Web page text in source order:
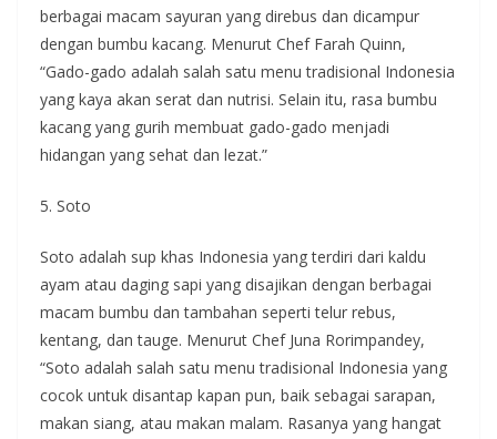
berbagai macam sayuran yang direbus dan dicampur
dengan bumbu kacang. Menurut Chef Farah Quinn,
“Gado-gado adalah salah satu menu tradisional Indonesia
yang kaya akan serat dan nutrisi. Selain itu, rasa bumbu
kacang yang gurih membuat gado-gado menjadi
hidangan yang sehat dan lezat.”
5. Soto
Soto adalah sup khas Indonesia yang terdiri dari kaldu
ayam atau daging sapi yang disajikan dengan berbagai
macam bumbu dan tambahan seperti telur rebus,
kentang, dan tauge. Menurut Chef Juna Rorimpandey,
“Soto adalah salah satu menu tradisional Indonesia yang
cocok untuk disantap kapan pun, baik sebagai sarapan,
makan siang, atau makan malam. Rasanya yang hangat